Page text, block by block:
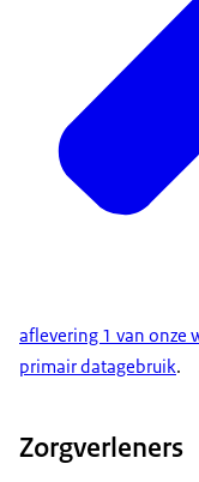
aflevering 1 van onze
primair datagebruik.
Zorgverleners